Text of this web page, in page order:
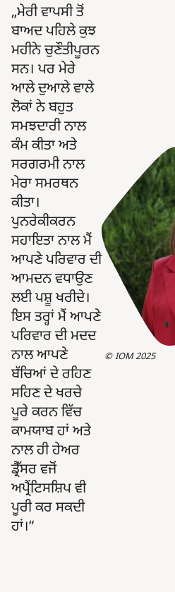
IOM 2025
ਮੇਰੀ ਵਾਪਸੀ ਤੋਂ
ਬਾਅਦ ਪਹਿਲੇ ਕੁਝ
ਮਹੀਨੇ ਚੁਣੌਤੀਪੂਰਨ
ਸਨ। ਪਰ ਮੇਰੇ
ਆਲੇ ਦੁਆਲੇ ਵਾਲੇ
ਲੋਕਾਂ ਨੇ ਬਹੁਤ
ਸਮਝਦਾਰੀ ਨਾਲ
ਕੰਮ ਕੀਤਾ ਅਤੇ
ਸਰਗਰਮੀ ਨਾਲ
ਮੇਰਾ ਸਮਰਥਨ
ਕੀਤਾ।
ਪੁਨਰੇਕੀਕਰਨ
ਸਹਾਇਤਾ ਨਾਲ ਮੈਂ
ਆਪਣੇ ਪਰਿਵਾਰ ਦੀ
ਆਮਦਨ ਵਧਾਉਣ
ਲਈ ਪਸ਼ੂ ਖਰੀਦੇ।
ਇਸ ਤਰ੍ਹਾਂ ਮੈਂ ਆਪਣੇ
ਪਰਿਵਾਰ ਦੀ ਮਦਦ
ਨਾਲ ਆਪਣੇ
ਬੱਚਿਆਂ ਦੇ ਰਹਿਣ
ਸਹਿਣ ਦੇ ਖਰਚੇ
ਪੂਰੇ ਕਰਨ ਵਿੱਚ
ਕਾਮਯਾਬ ਹਾਂ ਅਤੇ
ਨਾਲ ਹੀ ਹੇਅਰ
ਡ੍ਰੈੱਸਰ ਵਜੋਂ
ਅਪ੍ਰੈਂਟਿਸਸ਼ਿਪ ਵੀ
ਪੂਰੀ ਕਰ ਸਕਦੀ
ਹਾਂ।